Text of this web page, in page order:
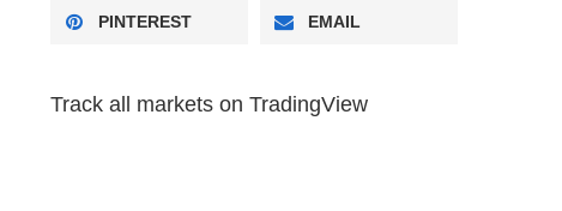
PINTEREST EMAIL
Track all markets on TradingView